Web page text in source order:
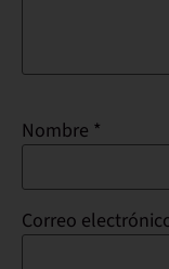
Nombre *
Correo